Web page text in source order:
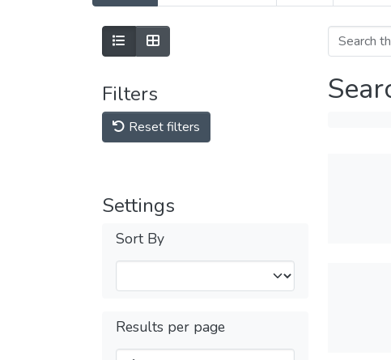
Filters
Reset filters
Settings
Sort By
Results per page